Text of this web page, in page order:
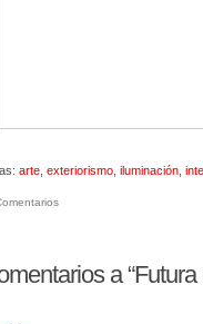
arte exteriorismo iluminación
a “Futura